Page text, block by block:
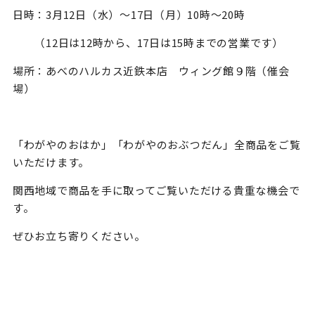
日時：3月12日（水）～17日（月）10時～20時
（12日は12時から、17日は15時までの営業です）
場所：あべのハルカス近鉄本店 ウィング館９階（催会
場）
「わがやのおはか」「わがやのおぶつだん」全商品をご覧
いただけます。
関西地域で商品を手に取ってご覧いただける貴重な機会で
す。
ぜひお立ち寄りください。